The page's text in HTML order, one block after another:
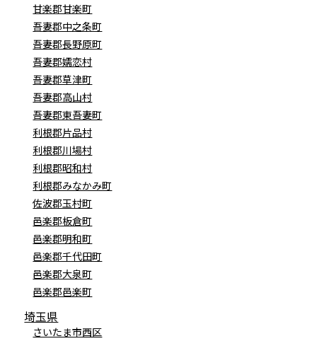
甘楽郡甘楽町
吾妻郡中之条町
吾妻郡長野原町
吾妻郡嬬恋村
吾妻郡草津町
吾妻郡高山村
吾妻郡東吾妻町
利根郡片品村
利根郡川場村
利根郡昭和村
利根郡みなかみ町
佐波郡玉村町
邑楽郡板倉町
邑楽郡明和町
邑楽郡千代田町
邑楽郡大泉町
邑楽郡邑楽町
埼玉県
さいたま市西区